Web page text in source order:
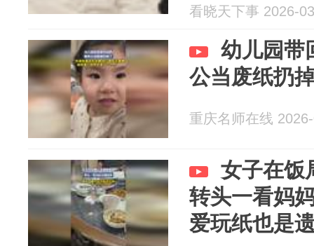
看晓天下事 2026-
幼儿园带
公当废纸扔
重庆名师在线
女子在饭
转头一看妈
爱玩纸也是